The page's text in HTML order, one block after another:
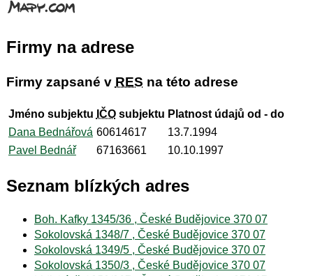
Firmy na adrese
Firmy zapsané v RES na této adrese
Jméno subjektu IČOsubjektu Platnost údajů od - do
Dana Bednářová 60614617
13.7.1994
Pavel Bednář
67163661 10.10.1997
Seznam blízkých adres
Boh. Kafky 1345/36 , České Budějovice 370 07
Sokolovská 1348/7 , České Budějovice 370 07
Sokolovská 1349/5 , České Budějovice 370 07
Sokolovská 1350/3 , České Budějovice 370 07